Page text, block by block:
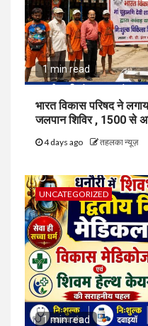
1 min read
भारत विकास परिषद ने
जलपान शिविर , 1500 से
4 days ago तहलका न्यूज़
UNCATEGORIZED
1 min read